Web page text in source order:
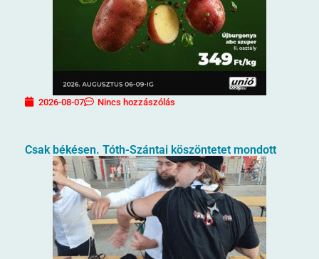
2026-08-07 Nincs hozzászólás
Csak békésen. Tóth-Szántai köszöntetet mondott